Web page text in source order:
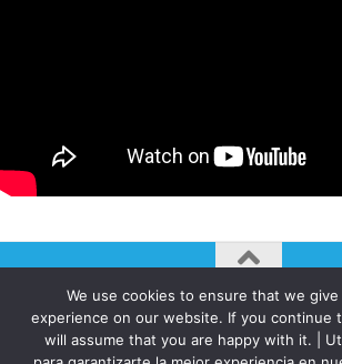
AUTOGIRO/el giro del arte actual © JAVIER
Rights Reserved.
We use cookies to ensure that we
experience on our website. If you continue
will assume that you are happy with it. |